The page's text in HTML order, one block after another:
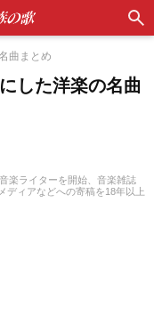
曲まとめ
した洋楽の名曲
楽ライターを開始、音楽雑誌
ディアなどへの寄稿を18年以上